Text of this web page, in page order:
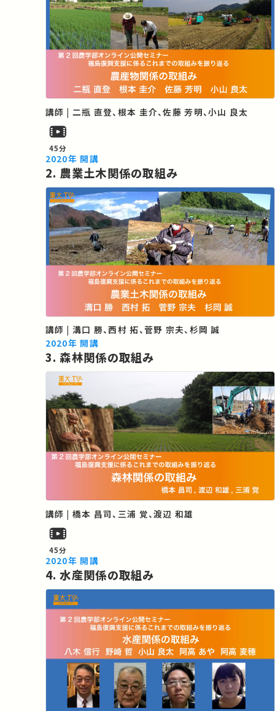
講師 | 二瓶 直登、根本 圭介、佐藤 芳明、小山 良太
45分
2020年 開講
2. 農業土木関係の取組み
講師 | 溝口 勝、西村 拓、菅野 宗夫、杉岡 誠
2020年 開講
3. 森林関係の取組み
講師 | 橋本 昌司、三浦 覚、渡辺 和雄
45分
2020年 開講
4. 水産関係の取組み